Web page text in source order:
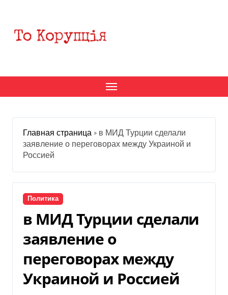
содержанию
Главная страница » в МИД Турции сделали
заявление о переговорах между Украиной и
Россией
Политика
в МИД Турции сделали
заявление о
переговорах между
Украиной и Россией